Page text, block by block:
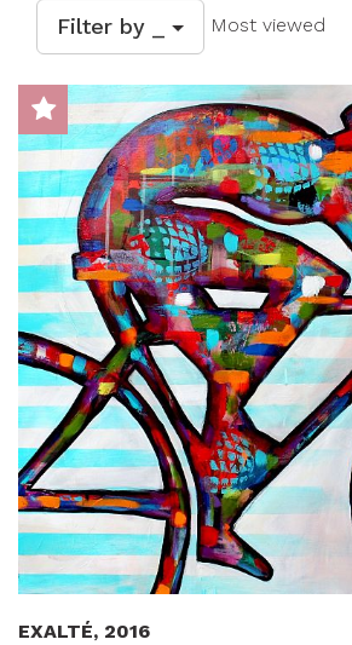
Filter by _ Most viewed
EXALTÉ, 2016